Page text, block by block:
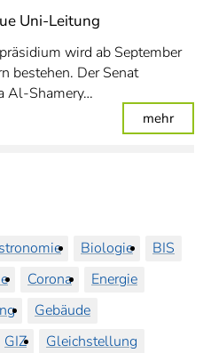
Biologie
BIS
Corona
Energie
Gebäude
GIZ
Gleichstellung
Uni-Leitung
wird ab September
bestehen. Der Senat
Al-Shamery…
mehr: